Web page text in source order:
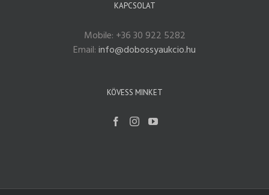
KAPCSOLAT
Mobile: +36 30 922 5282
Email: info@dobossyaukcio.hu
KÖVESS MINKET